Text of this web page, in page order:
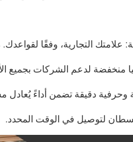
علامتك التجارية، وفقًا
منخفضة لدعم الشركات بجميع
لتوصيل في الوقت المحدد.